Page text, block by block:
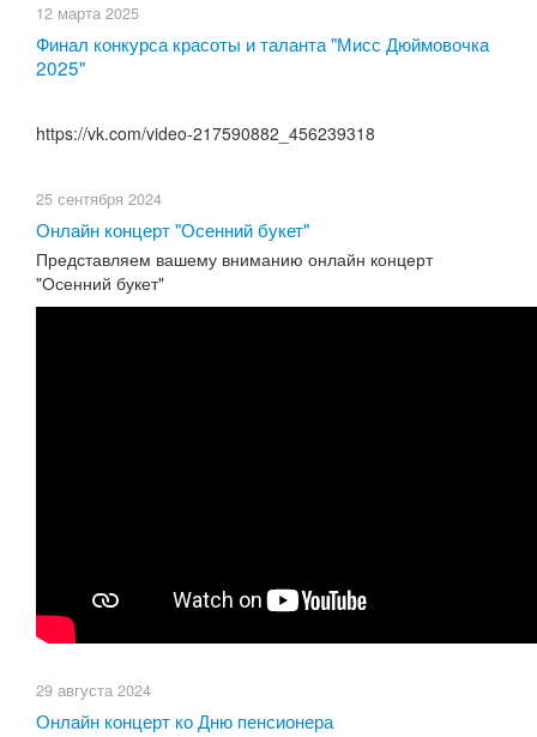
12 марта 2025
Финал конкурса красоты и таланта "Мисс Дюймовочка
2025"
https://vk.com/video-217590882_456239318
25 сентября 2024
Онлайн концерт "Осенний букет"
Представляем вашему вниманию онлайн концерт
"Осенний букет"
29 августа 2024
Онлайн концерт ко Дню пенсионера